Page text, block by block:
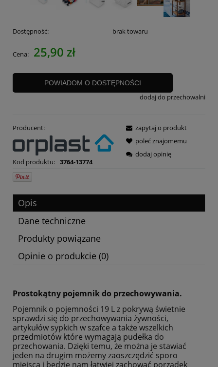
Dostępność: brak towaru
Cena: 25,90 zł
POWIADOM O DOSTĘPNOŚCI
dodaj do przechowalni
Producent:
Kod produktu: 3764-13774
zapytaj o produkt
poleć znajomemu
dodaj opinię
Opis
Dane techniczne
Produkty powiązane
Opinie o produkcie (0)
Prostokątny pojemnik do przechowywania.
Pojemnik o pojemności 19 L z pokrywą świetnie
sprawdzi się do przechowywania żywności,
artykułów sypkich w szafce a także wszelkich
przedmiotów które wymagają pudełka do
przechowania. Dzięki temu, że można je stawiać
jeden na drugim możemy zaoszczędzić sporo
miejsca i będzie nam łatwiej zachować porządek